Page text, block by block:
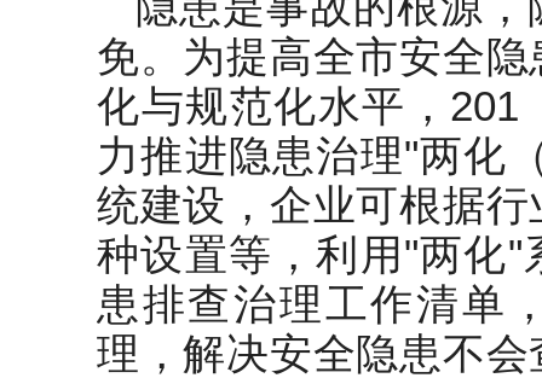
免。为提高全市安全
化与规范化水平，
力推进隐患治理"两化
统建设，企业可根据
种设置等，利用"两化"
患排查治理工作清单
理，解决安全隐患不